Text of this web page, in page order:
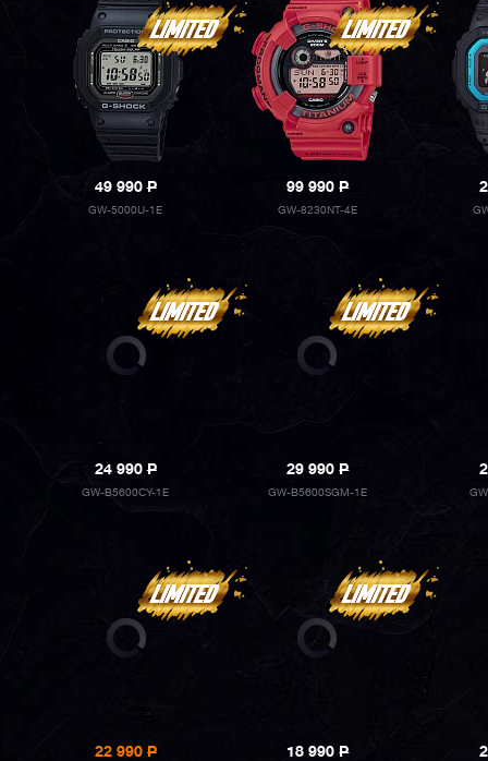
49 990P
GW-5000U-1E
99 990P
GW-8230NT-4E
24 990P
GW-B5600CY-1E
29 990P
GW-B5600SGM-1E
22 990P 18 990P